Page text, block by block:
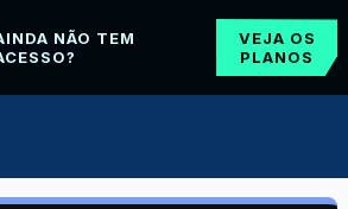
NÃO TEM
VEJA OS
PLANOS